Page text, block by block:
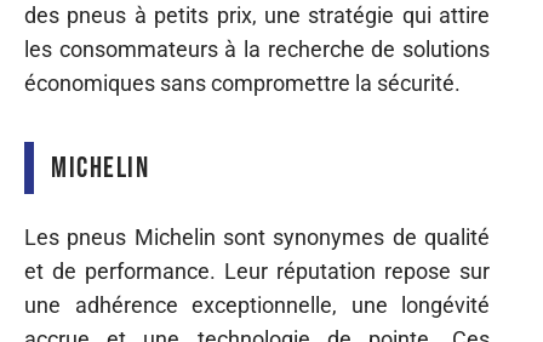
des pneus à petits prix, une stratégie qui attire
les consommateurs à la recherche de solutions
économiques sans compromettre la sécurité.
Michelin
Les pneus Michelin sont synonymes de qualité
et de performance. Leur réputation repose sur
une adhérence exceptionnelle, une longévité